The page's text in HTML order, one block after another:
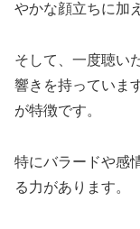
やかな顔立ちに加
そして、一度聴い
響きを持っていま
が特徴です。
特にバラードや感
る力があります。